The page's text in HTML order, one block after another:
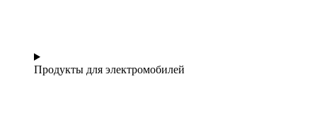
Продукты для электромобилей